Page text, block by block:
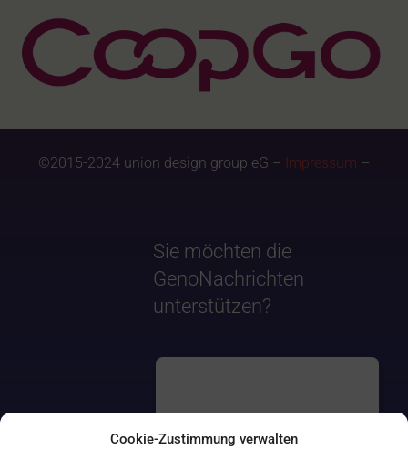
Cookie-Zustimmung verwalten
©2015-2024 union design group eG – Impressum –
Sie möchten die
GenoNachrichten
unterstützen?